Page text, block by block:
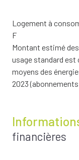
Logement à
F
Montant estimé
usage standard est
moyens des
2023
financières